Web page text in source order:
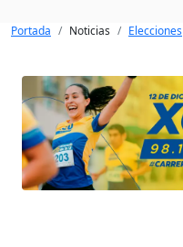
Portada Noticias Elecciones